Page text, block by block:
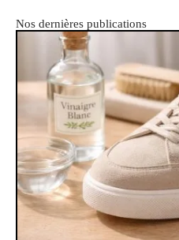
Nos dernières publications